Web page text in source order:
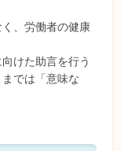
、労働者の健康
けた助言を行う
では「意味な